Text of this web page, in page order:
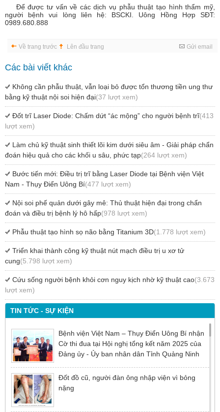
TIN TỨC - SỰ KIỆN
Bệnh viện Việt Nam – Thụy Điển Uông Bí nhận
Cờ thi đua tại Hội nghị tổng kết năm 2025 của
Đảng ủy - Ủy ban nhân dân Tỉnh Quảng Ninh
Đốt đồ cũ, người đàn ông nhập viện vì bỏng
nặng
Để được tư vấn về các dịch vụ phẫu thuật tạo hình thẩm mỹ,
người bệnh vui lòng liên hệ: BSCKI. Uông Hồng Hợp SĐT:
0989.680.888
Về trang trước Lên đầu trang Gửi email
Các bài viết khác
Không cần phẫu thuật, vẫn loại bỏ được tổn thương tiền ung thư
bằng kỹ thuật nội soi hiện đại(37 lượt xem)
Đốt trĩ Laser Diode: Chấm dứt “ác mộng” cho người bệnh trĩ(413
lượt xem)
Làm chủ kỹ thuật sinh thiết lõi kim dưới siêu âm - Giải pháp chẩn
đoán hiệu quả cho các khối u sâu, phức tạp(264 lượt xem)
Bước tiến mới: Điều trị trĩ bằng Laser Diode tại Bệnh viện Việt
Nam - Thụy Điển Uông Bí(477 lượt xem)
Nội soi phế quản dưới gây mê: Thủ thuật hiện đại trong chẩn
đoán và điều trị bệnh lý hô hấp(978 lượt xem)
Phẫu thuật tạo hình sọ não bằng Titanium 3D(1.778 lượt xem)
Triển khai thành công kỹ thuật nút mạch điều trị u xơ tử
cung(5.798 lượt xem)
Cứu sống người bệnh khỏi cơn nguy kịch nhờ kỹ thuật cao(3.673
lượt xem)